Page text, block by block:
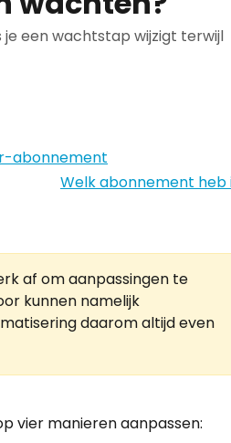
een wachtstap wijzigt terwijl
Welk abonnement heb
af om aanpassingen te
kunnen namelijk
daarom altijd even
vier manieren aanpassen: